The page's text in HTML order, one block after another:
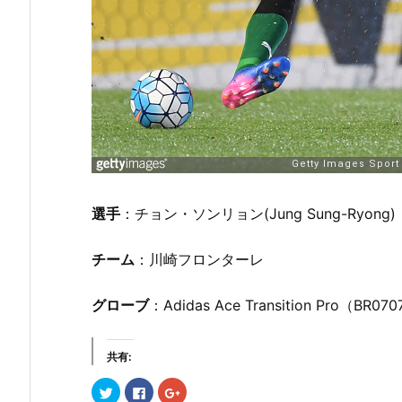
選手 ：チョン・ソンリョン(Jung Sung-Ryong)
チーム ：川崎フロンターレ
グローブ：Adidas Ace Transition Pro（
共有:
ク F ク